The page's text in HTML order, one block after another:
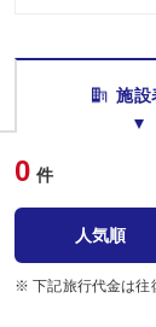
施設
0 件
人気順
※ 下記旅行代金は往